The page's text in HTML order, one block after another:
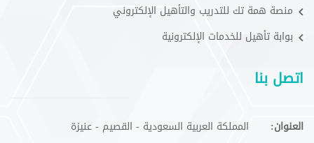
منصة همة تك للتدريب والتأهيل الإلكتروني
بوابة تأهيل للخدمات الإلكترونية
اتصل بنا
العنوان:
المملكة العربية السعودية - القصيم - عنيزة